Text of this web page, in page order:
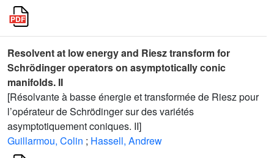
Resolvent at low energy and Riesz transform for
Schrödinger operators on asymptotically conic
manifolds. II
[Résolvante à basse énergie et transformée de Riesz pour
l’opérateur de Schrödinger sur des variétés
asymptotiquement coniques. II]
Guillarmou, Colin ; Hassell, Andrew